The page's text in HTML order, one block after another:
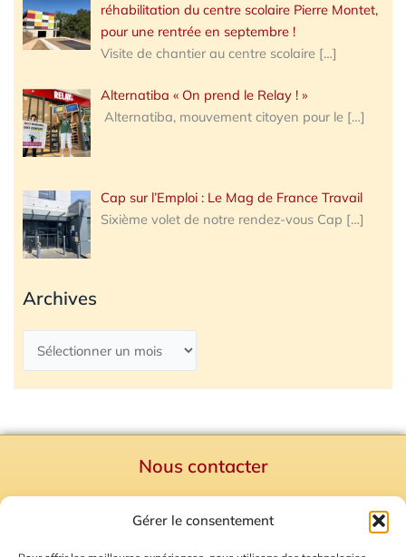
Gérer le consentement
réhabilitation du centre scolaire Pierre Montet,
pour une rentrée en septembre !
Visite de chantier au centre scolaire […]
Alternatiba « On prend le Relay ! »
Alternatiba, mouvement citoyen pour le […]
Cap sur l’Emploi : Le Mag de France Travail
Sixième volet de notre rendez-vous Cap […]
Archives
Nous contacter
Mentions Légales
Plan du site